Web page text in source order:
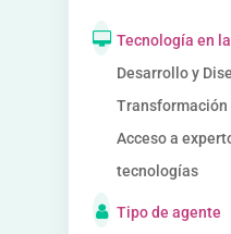
Tecnología en
Desarrollo y
Acceso a
tecnologías
Tipo de agente